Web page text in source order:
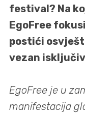
festival? Na
EgoFree
postići
vezan
EgoFree je u
manifestacija